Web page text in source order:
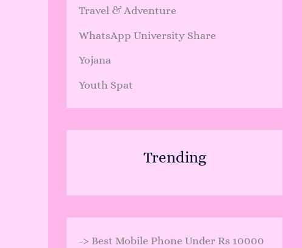
Travel & Adventure
WhatsApp University Share
Yojana
Youth Spat
Trending
-> Best Mobile Phone Under Rs 10000